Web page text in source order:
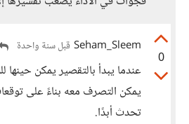
0
Seham_Sleem قبل سنة واحدة
عندما يبدأ بالتقصير يمكن حينها
يمكن التصرف معه بناءً على
تحدث أبدًا.